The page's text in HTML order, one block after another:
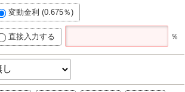
変動金利 (0.675％)
直接入力する ％